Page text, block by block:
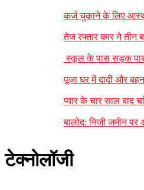
कर्ज चुकाने के लिए
तेज रफ्तार कार ने तीन
स्कूल के पास सड़क पार
पूजा घर में दादी और
प्यार के चार साल बाद
बालोद: निजी जमीन पर
टेक्नोलॉजी